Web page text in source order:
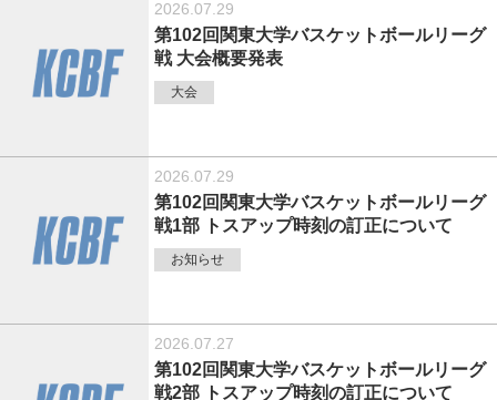
2026.07.29
第102回関東大学バスケットボールリーグ
戦 大会概要発表
大会
2026.07.29
第102回関東大学バスケットボールリーグ
戦1部 トスアップ時刻の訂正について
お知らせ
2026.07.27
第102回関東大学バスケットボールリーグ
戦2部 トスアップ時刻の訂正について